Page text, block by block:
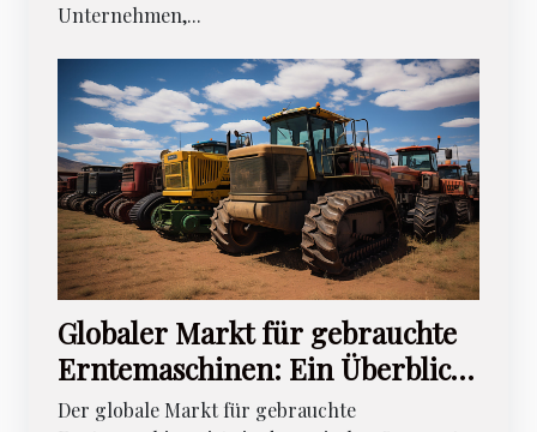
Unternehmen,...
Globaler Markt für gebrauchte
Erntemaschinen: Ein Überblick
über Trends und
Der globale Markt für gebrauchte